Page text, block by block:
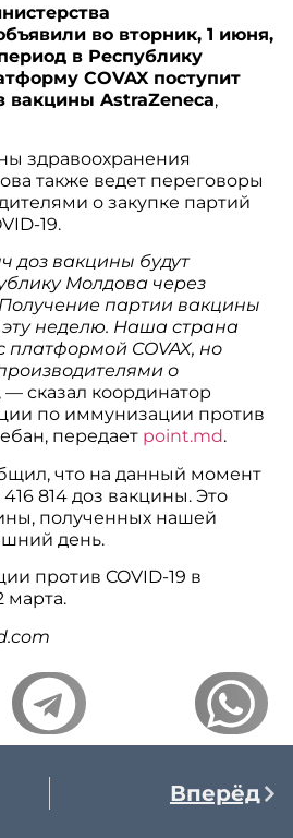
во вторник, 1 июня,
в Республику
COVAX поступит
вакцины AstraZeneca,
здравоохранения
также ведет переговоры
о закупке партий
19.
доз вакцины будут
Молдова через
партии вакцины
неделю. Наша страна
платформой COVAX, но
о
, — сказал координатор
по иммунизации против
передает point.md.
что на данный момент
814 доз вакцины. Это
полученных нашей
день.
против COVID-19 в
марта.
Вперёд